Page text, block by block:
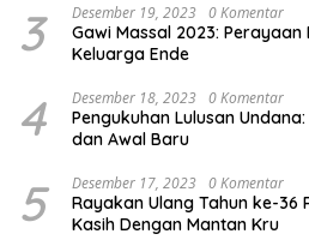
3 Desember 19, 2023 0 Komentar
Gawi Massal 2023:
Keluarga Ende
4 Desember 18, 2023 0 Komentar
Pengukuhan Lulusan
dan Awal Baru
5 Desember 17, 2023 0 Komentar
Rayakan Ulang Tahun ke-36
Kasih Dengan Mantan Kru